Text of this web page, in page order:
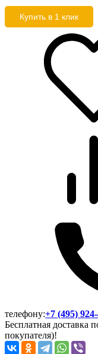
Купить в 1 клик
телефону:+7 (495)
Бесплатная доставка
покупателя)!